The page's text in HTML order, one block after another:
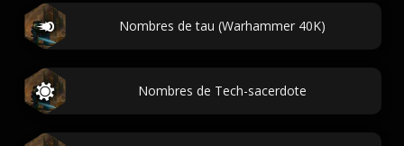
Nombres de tau (Warhammer 40K)
Nombres de Tech-sacerdote